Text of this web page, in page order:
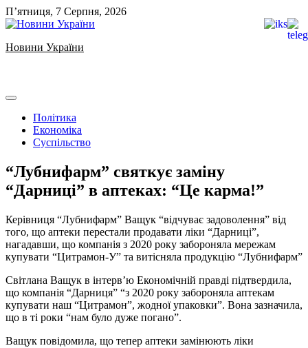
Skip
to
П’ятниця, 7 Серпня, 2026
Новини України
Політика
Економіка
Суспільство
“Лубнифарм” святкує заміну
“Дарниці” в аптеках: “Це карма!”
Керівниця “Лубнифарм” Ващук “відчуває задоволення” від
того, що аптеки перестали продавати ліки “Дарниці”,
нагадавши, що компанія з 2020 року забороняла мережам
купувати “Цитрамон-У” та витісняла продукцію “Лубнифарм”
Світлана Ващук в інтерв’ю Економічній правді підтвердила,
що компанія “Дарниця” “з 2020 року забороняла аптекам
купувати наш “Цитрамон”, жодної упаковки”. Вона зазначила,
що в ті роки “нам було дуже погано”.
Ващук повідомила, що тепер аптеки замінюють ліки